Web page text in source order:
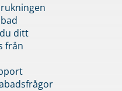
ditt
från